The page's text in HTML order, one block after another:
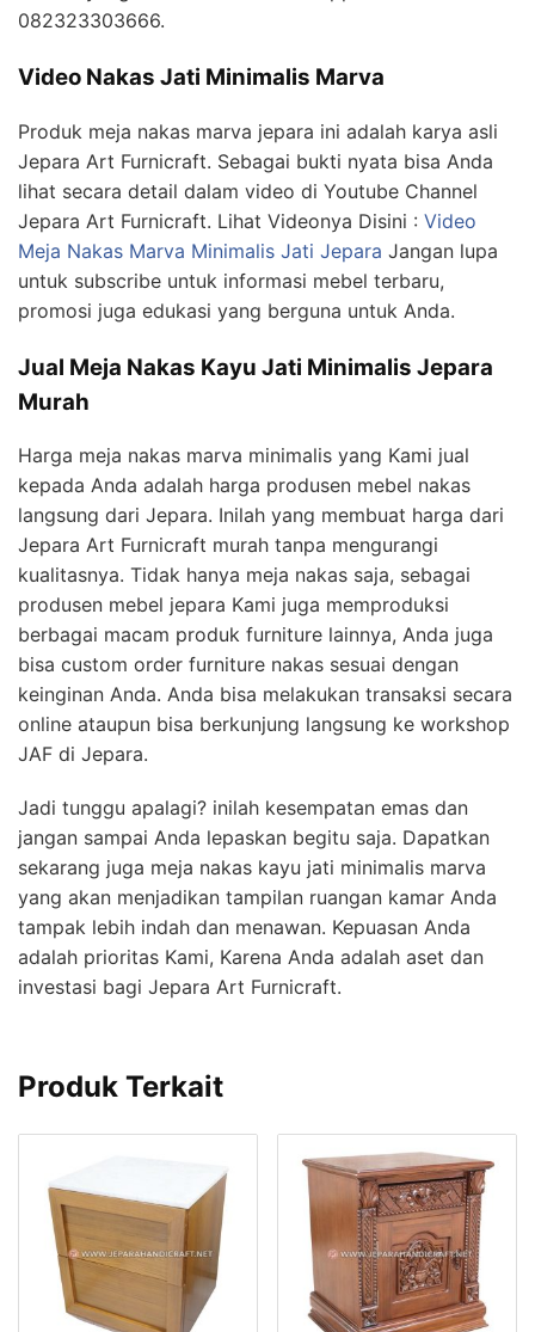
082323303666.
Video Nakas Jati Minimalis Marva
Produk meja nakas marva jepara ini adalah karya asli
Jepara Art Furnicraft. Sebagai bukti nyata bisa Anda
lihat secara detail dalam video di Youtube Channel
Jepara Art Furnicraft. Lihat Videonya Disini : Video
Meja Nakas Marva Minimalis Jati Jepara Jangan lupa
untuk subscribe untuk informasi mebel terbaru,
promosi juga edukasi yang berguna untuk Anda.
Jual Meja Nakas Kayu Jati Minimalis Jepara
Murah
Harga meja nakas marva minimalis yang Kami jual
kepada Anda adalah harga produsen mebel nakas
langsung dari Jepara. Inilah yang membuat harga dari
Jepara Art Furnicraft murah tanpa mengurangi
kualitasnya. Tidak hanya meja nakas saja, sebagai
produsen mebel jepara Kami juga memproduksi
berbagai macam produk furniture lainnya, Anda juga
bisa custom order furniture nakas sesuai dengan
keinginan Anda. Anda bisa melakukan transaksi secara
online ataupun bisa berkunjung langsung ke workshop
JAF di Jepara.
Jadi tunggu apalagi? inilah kesempatan emas dan
jangan sampai Anda lepaskan begitu saja. Dapatkan
sekarang juga meja nakas kayu jati minimalis marva
yang akan menjadikan tampilan ruangan kamar Anda
tampak lebih indah dan menawan. Kepuasan Anda
adalah prioritas Kami, Karena Anda adalah aset dan
investasi bagi Jepara Art Furnicraft.
Produk Terkait